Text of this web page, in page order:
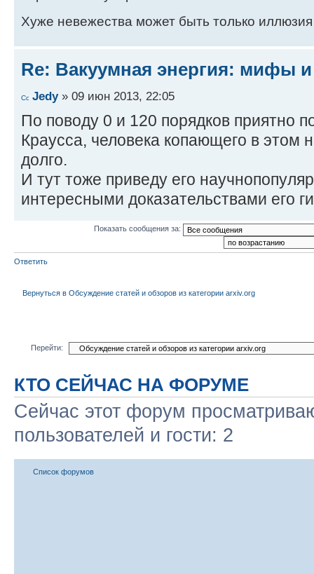
Хуже невежества может быть только
Re: Вакуумная энергия: мифы
Jedy» 09 июн 2013, 22:05
По поводу 0 и 120 порядков приятно
Краусса, человека копающего в этом
долго.
И тут тоже приведу его
интересными доказательствами его
Показать сообщения за:
Ответить
Вернуться в Обсуждение статей и обзоров из категории arxiv.org
Перейти:
КТО СЕЙЧАС НА ФОРУМЕ
Сейчас этот форум
пользователей и гости: 2
Список форумов